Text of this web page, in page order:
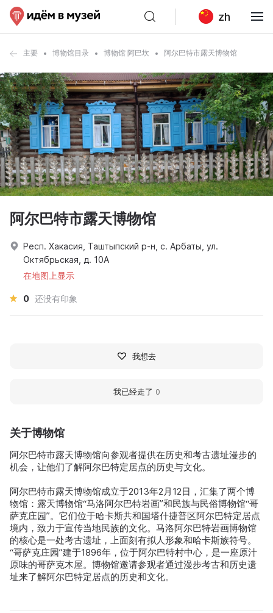
zh
主要 博物馆目录 博物馆 阿巴坎 阿尔巴特市露天博物馆
关于博物馆
阿尔巴特市露天博物馆向参观者提供在历史和考古遗址漫步的
机会，让他们了解阿尔巴特定居点的历史与文化。
阿尔巴特市露天博物馆成立于2013年2月12日，汇集了两个博
物馆：露天博物馆“马洛阿尔巴特岩画”和民族与民俗博物馆“哥
萨克庄园”。它们位于哈卡斯共和国塔什捷普区阿尔巴特定居点
境内，致力于宣传当地民族的文化。马洛阿尔巴特岩画博物馆
的核心是一处考古遗址，上面刻有拟人形象和哈卡斯族符号。
“哥萨克庄园”建于1896年，位于阿尔巴特村中心，是一座原汁
原味的哥萨克木屋。博物馆邀请参观者通过漫步考古和历史遗
址来了解阿尔巴特定居点的历史和文化。
阿尔巴特市露天博物馆
Респ. Хакасия, Таштыпский р-н, с. Арбаты, ул.
Октябрьская, д. 10А
在地图上显示
0 还没有印象
我想去
我已经走了 0